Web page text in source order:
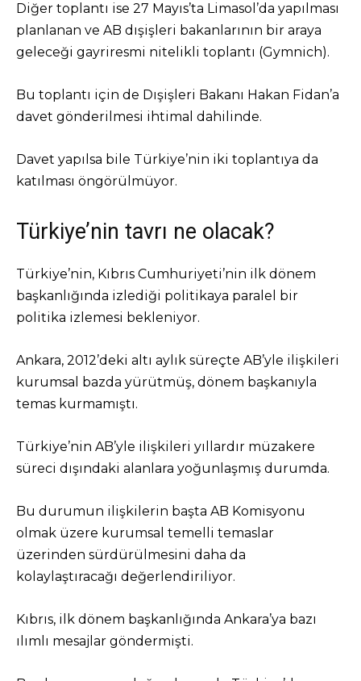
Diğer toplantı ise 27 Mayıs’ta Limasol’da yapılması
planlanan ve AB dışişleri bakanlarının bir araya
geleceği gayriresmi nitelikli toplantı (Gymnich).
Bu toplantı için de Dışişleri Bakanı Hakan Fidan’a
davet gönderilmesi ihtimal dahilinde.
Davet yapılsa bile Türkiye’nin iki toplantıya da
katılması öngörülmüyor.
Türkiye’nin tavrı ne olacak?
Türkiye’nin, Kıbrıs Cumhuriyeti’nin ilk dönem
başkanlığında izlediği politikaya paralel bir
politika izlemesi bekleniyor.
Ankara, 2012’deki altı aylık süreçte AB’yle ilişkileri
kurumsal bazda yürütmüş, dönem başkanıyla
temas kurmamıştı.
Türkiye’nin AB’yle ilişkileri yıllardır müzakere
süreci dışındaki alanlara yoğunlaşmış durumda.
Bu durumun ilişkilerin başta AB Komisyonu
olmak üzere kurumsal temelli temaslar
üzerinden sürdürülmesini daha da
kolaylaştıracağı değerlendiriliyor.
Kıbrıs, ilk dönem başkanlığında Ankara’ya bazı
ılımlı mesajlar göndermişti.